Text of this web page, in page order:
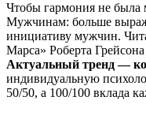
Чтобы гармония не была
Мужчинам: больше
инициативу мужчин.
Марса» Роберта
Актуальный тренд —
индивидуальную
50/50, а 100/100 вклада